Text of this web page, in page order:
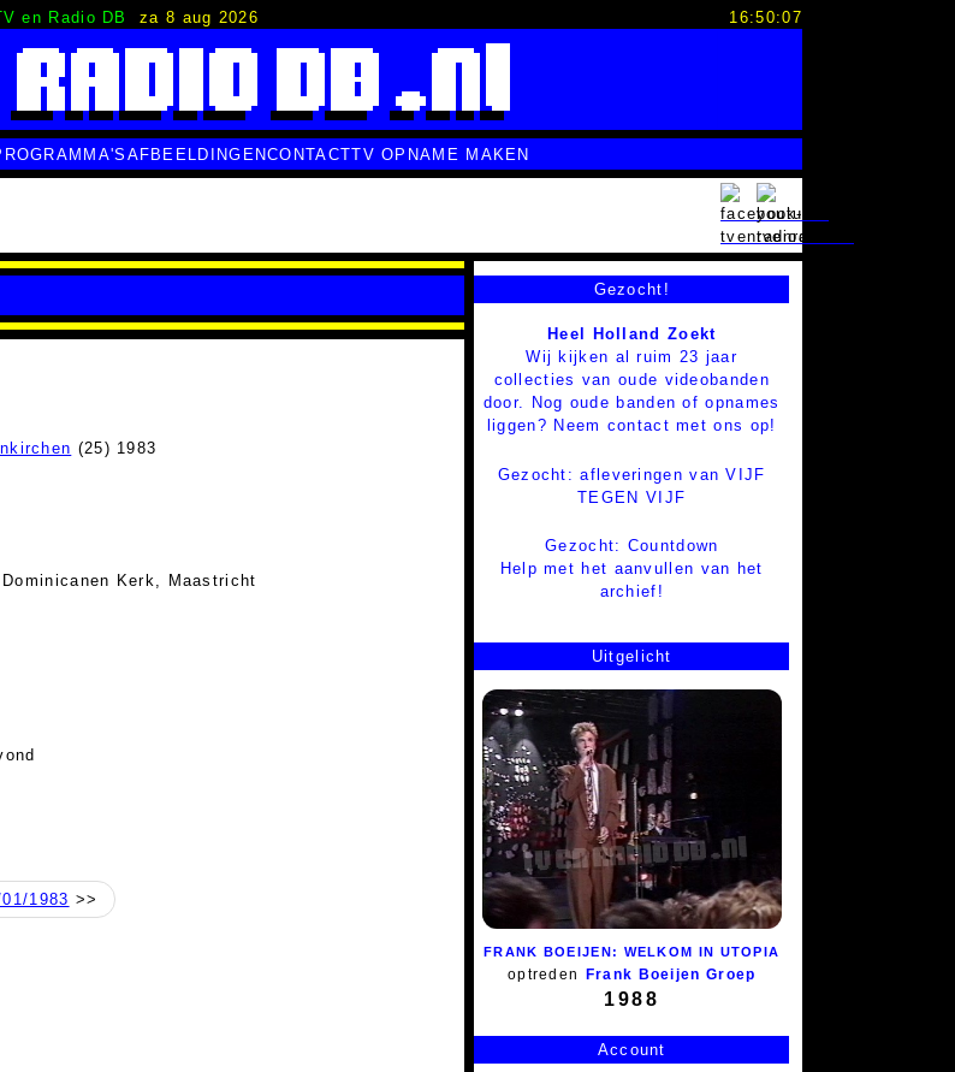
en Radio DB za 8 aug 2026 16:50:08
AFBEELDINGENCONTACTTV OPNAME MAKEN
(25) 1983
Kerk, Maastricht
1983 >>
Gezocht!
Heel Holland Zoekt
Wij kijken al ruim 23 jaar
collecties van oude videobanden
door. Nog oude banden of opnames
liggen? Neem contact met ons op!
Gezocht: afleveringen van VIJF
TEGEN VIJF
Gezocht: Countdown
Help met het aanvullen van het
archief!
Uitgelicht
FRANK BOEIJEN: WELKOM IN UTOPIA
optreden Frank Boeijen Groep
1988
Account